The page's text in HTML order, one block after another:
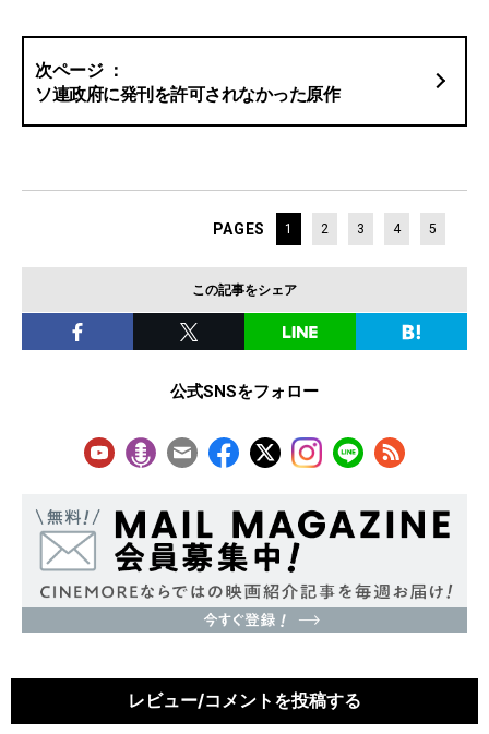
ソ連政府に発刊を許可されなかった原作
PAGES 1 2 3 4 5
この記事をシェア
公式SNSをフォロー
レビュー/コメントを投稿する